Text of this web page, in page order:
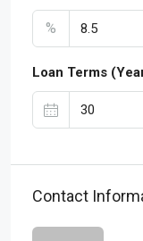
%
Loan Terms
Contact